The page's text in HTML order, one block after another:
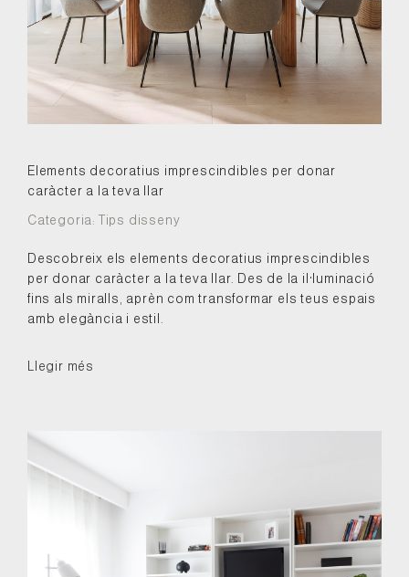
Elements decoratius imprescindibles per donar
caràcter a la teva llar
Categoria: Tips disseny
Descobreix els elements decoratius imprescindibles
per donar caràcter a la teva llar. Des de la il·luminació
fins als miralls, aprèn com transformar els teus espais
amb elegància i estil.
Llegir més